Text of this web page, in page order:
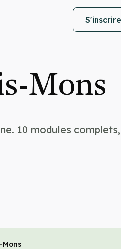
S'inscrire
Mons
10 modules complets,
Mons